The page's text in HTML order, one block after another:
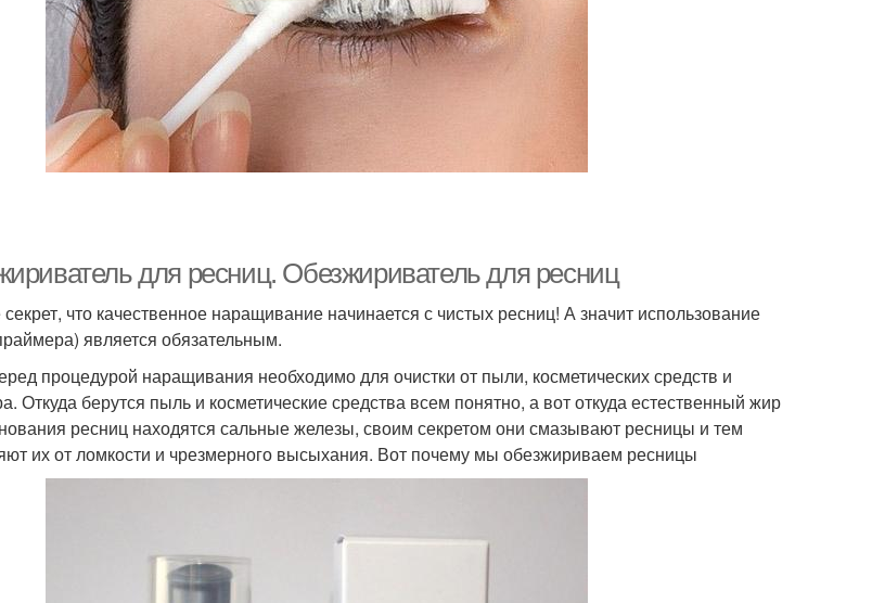
для ресниц. Обезжириватель для ресниц
что качественное наращивание начинается с чистых ресниц! А значит использование
является обязательным.
процедурой наращивания необходимо для очистки от пыли, косметических средств и
Откуда берутся пыль и косметические средства всем понятно, а вот откуда естественный жир
ресниц находятся сальные железы, своим секретом они смазывают ресницы и тем
их от ломкости и чрезмерного высыхания. Вот почему мы обезжириваем ресницы